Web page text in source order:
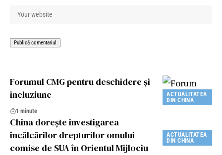
ACTUALITATEA
DIN CHINA
Forumul CMG pentru deschidere și
incluziune
1 minute
ACTUALITATEA
DIN CHINA
China dorește investigarea
încălcărilor drepturilor omului
comise de SUA în Orientul Mijlociu